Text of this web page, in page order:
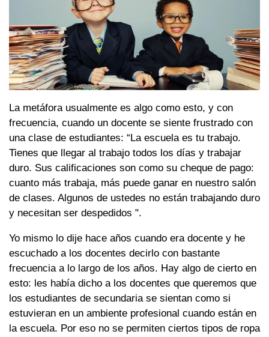
La metáfora usualmente es algo como esto, y con
frecuencia, cuando un docente se siente frustrado con
una clase de estudiantes: “La escuela es tu trabajo.
Tienes que llegar al trabajo todos los días y trabajar
duro. Sus calificaciones son como su cheque de pago:
cuanto más trabaja, más puede ganar en nuestro salón
de clases. Algunos de ustedes no están trabajando duro
y necesitan ser despedidos ".
Yo mismo lo dije hace años cuando era docente y he
escuchado a los docentes decirlo con bastante
frecuencia a lo largo de los años. Hay algo de cierto en
esto: les había dicho a los docentes que queremos que
los estudiantes de secundaria se sientan como si
estuvieran en un ambiente profesional cuando están en
la escuela. Por eso no se permiten ciertos tipos de ropa